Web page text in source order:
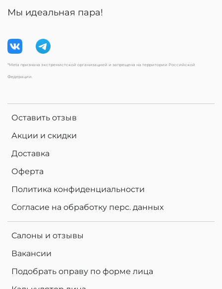
Оставить отзыв
Акции и скидки
Доставка
Оферта
Политика конфиденциальности
Согласие на обработку перс. данных
Салоны и отзывы
Вакансии
Подобрать оправу по форме лица
Мы идеальная пара!
*Meta признана экстремистской организацией и запрещена на территории Российской
Федерации.